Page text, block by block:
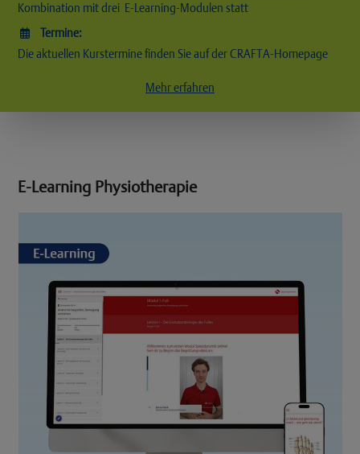
Kombination mit drei E-Learning-Modulen statt
Termine:
Die aktuellen Kurstermine finden Sie auf der CRAFTA-Homepage
Mehr erfahren
E-Learning Physiotherapie
carousel
navigation
buttons